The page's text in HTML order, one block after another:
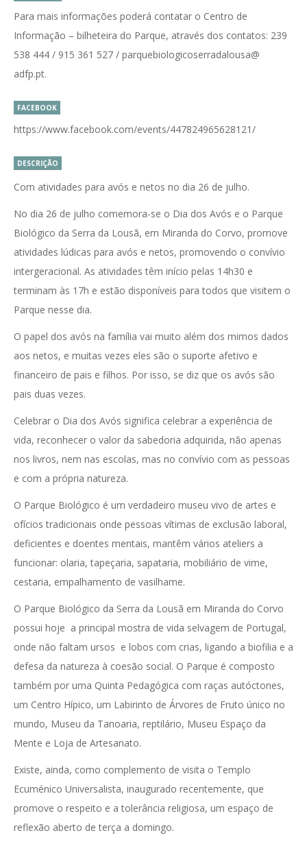
Para mais informações poderá contatar o Centro de
Informação – bilheteira do Parque, através dos contatos: 239
538 444 / 915 361 527 / parquebiologicoserradalousa@
adfp.pt.
FACEBOOK
https://www.facebook.com/events/447824965628121/
DESCRIÇÃO
Com atividades para avós e netos no dia 26 de julho.
No dia 26 de julho comemora-se o Dia dos Avós e o Parque
Biológico da Serra da Lousã, em Miranda do Corvo, promove
atividades lúdicas para avós e netos, promovendo o convívio
intergeracional. As atividades têm início pelas 14h30 e
terminam às 17h e estão disponíveis para todos que visitem o
Parque nesse dia.
O papel dos avós na família vai muito além dos mimos dados
aos netos, e muitas vezes eles são o suporte afetivo e
financeiro de pais e filhos. Por isso, se diz que os avós são
pais duas vezes.
Celebrar o Dia dos Avós significa celebrar a experiência de
vida, reconhecer o valor da sabedoria adquirida, não apenas
nos livros, nem nas escolas, mas no convívio com as pessoas
e com a própria natureza.
O Parque Biológico é um verdadeiro museu vivo de artes e
ofícios tradicionais onde pessoas vítimas de exclusão laboral,
deficientes e doentes mentais, mantêm vários ateliers a
funcionar: olaria, tapeçaria, sapataria, mobiliário de vime,
cestaria, empalhamento de vasilhame.
O Parque Biológico da Serra da Lousã em Miranda do Corvo
possui hoje a principal mostra de vida selvagem de Portugal,
onde não faltam ursos e lobos com crias, ligando a biofilia e a
defesa da natureza à coesão social. O Parque é composto
também por uma Quinta Pedagógica com raças autóctones,
um Centro Hípico, um Labirinto de Árvores de Fruto único no
mundo, Museu da Tanoaria, reptilário, Museu Espaço da
Mente e Loja de Artesanato.
Existe, ainda, como complemento de visita o Templo
Ecuménico Universalista, inaugurado recentemente, que
promove o respeito e a tolerância religiosa, um espaço de
reflexão aberto de terça a domingo.